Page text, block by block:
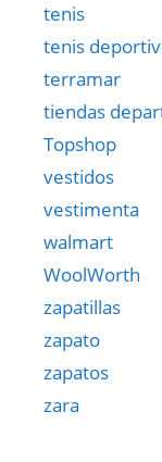
tenis
tenis
terramar
tiendas
Topshop
vestidos
vestimenta
walmart
WoolWorth
zapatillas
zapato
zapatos
zara